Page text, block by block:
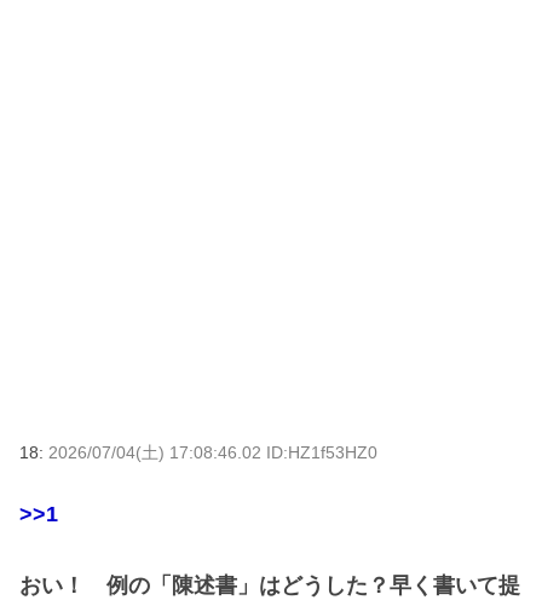
18: 2026/07/04(土) 17:08:46.02 ID:HZ1f53HZ0
>>1
おい！ 例の「陳述書」はどうした？早く書いて提